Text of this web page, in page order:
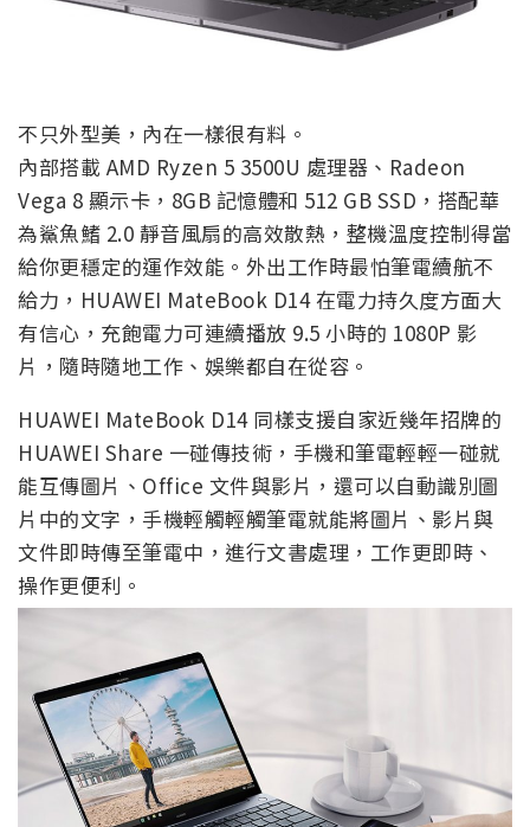
不只外型美，內在一樣很有料。
內部搭載 AMD Ryzen 5 3500U 處理器、Radeon
Vega 8 顯示卡，8GB 記憶體和 512 GB SSD，搭配華
為鯊魚鰭 2.0 靜音風扇的高效散熱，整機溫度控制得當
給你更穩定的運作效能。外出工作時最怕筆電續航不
給力，HUAWEI MateBook D14 在電力持久度方面大
有信心，充飽電力可連續播放 9.5 小時的 1080P 影
片，隨時隨地工作、娛樂都自在從容。
HUAWEI MateBook D14 同樣支援自家近幾年招牌的
HUAWEI Share 一碰傳技術，手機和筆電輕輕一碰就
能互傳圖片、Office 文件與影片，還可以自動識別圖
片中的文字，手機輕觸輕觸筆電就能將圖片、影片與
文件即時傳至筆電中，進行文書處理，工作更即時、
操作更便利。